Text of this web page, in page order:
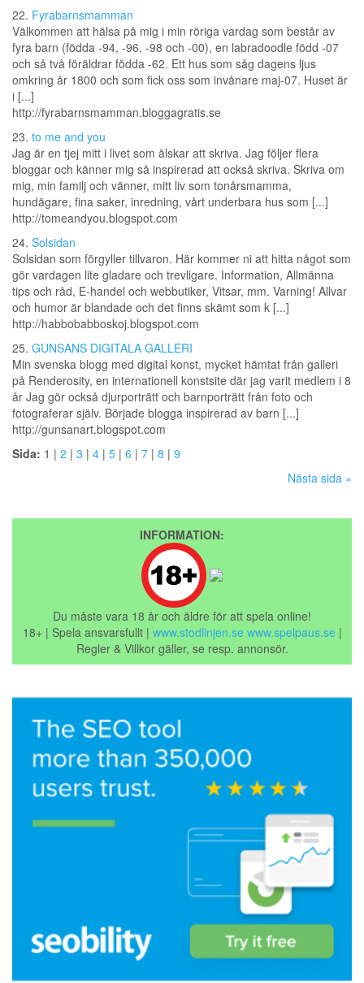
22. Fyrabarnsmamman
Välkommen att hälsa på mig i min röriga vardag som består av
fyra barn (födda -94, -96, -98 och -00), en labradoodle född -07
och så två föräldrar födda -62. Ett hus som såg dagens ljus
omkring år 1800 och som fick oss som invånare maj-07. Huset är
i [...]
http://fyrabarnsmamman.bloggagratis.se
23. to me and you
Jag är en tjej mitt i livet som älskar att skriva. Jag följer flera
bloggar och känner mig så inspirerad att också skriva. Skriva om
mig, min familj och vänner, mitt liv som tonårsmamma,
hundägare, fina saker, inredning, vårt underbara hus som [...]
http://tomeandyou.blogspot.com
24. Solsidan
Solsidan som förgyller tillvaron. Här kommer ni att hitta något som
gör vardagen lite gladare och trevligare. Information, Allmänna
tips och råd, E-handel och webbutiker, Vitsar, mm. Varning! Allvar
och humor är blandade och det finns skämt som k [...]
http://habbobabboskoj.blogspot.com
25. GUNSANS DIGITALA GALLERI
Min svenska blogg med digital konst, mycket hämtat från galleri
på Renderosity, en internationell konstsite där jag varit medlem i 8
år Jag gör också djurporträtt och barnporträtt från foto och
fotograferar själv. Började blogga inspirerad av barn [...]
http://gunsanart.blogspot.com
Sida: 1 | 2 | 3 | 4 | 5 | 6 | 7 | 8 | 9
Nästa sida »
INFORMATION:
Du måste vara 18 år och äldre för att spela online!
18+ | Spela ansvarsfullt | www.stodlinjen.se www.spelpaus.se |
Regler & Villkor gäller, se resp. annonsör.